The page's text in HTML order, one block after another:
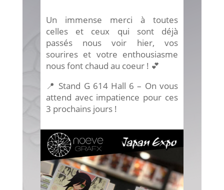
Un immense merci à toutes
celles et ceux qui sont déjà
passés nous voir hier, vos
sourires et votre enthousiasme
nous font chaud au coeur ! 💕
📍 Stand G 614 Hall 6 – On vous
attend avec impatience pour ces
3 prochains jours !